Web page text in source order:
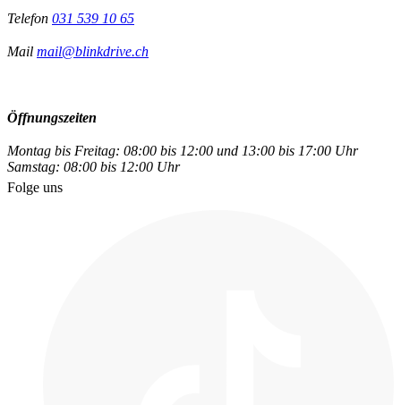
Telefon 031 539 10 65
Mail mail@blinkdrive.ch
Öffnungszeiten
Montag bis Freitag: 08:00 bis 12:00 und 13:00 bis 17:00 Uhr
Samstag: 08:00 bis 12:00 Uhr
Folge uns